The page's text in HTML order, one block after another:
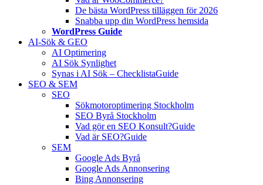
De bästa WordPress tilläggen för 2026
Snabba upp din WordPress hemsida
WordPress Guide
AI-Sök & GEO
AI Optimering
AI Sök Synlighet
Synas i AI Sök – ChecklistaGuide
SEO & SEM
SEO
Sökmotoroptimering Stockholm
SEO Byrå Stockholm
Vad gör en SEO Konsult?Guide
Vad är SEO?Guide
SEM
Google Ads Byrå
Google Ads Annonsering
Bing Annonsering